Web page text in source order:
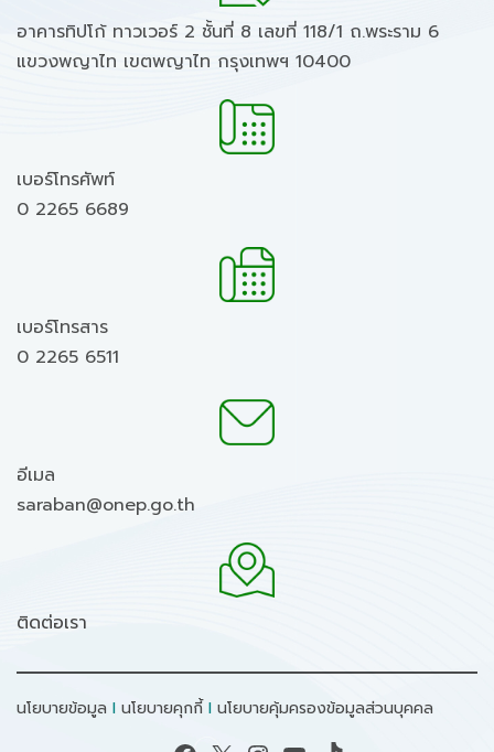
อาคารทิปโก้ ทาวเวอร์ 2 ชั้นที่ 8 เลขที่ 118/1 ถ.พระราม 6
แขวงพญาไท เขตพญาไท กรุงเทพฯ 10400
เบอร์โทรศัพท์
0 2265 6689
เบอร์โทรสาร
0 2265 6511
อีเมล
saraban@onep.go.th
ติดต่อเรา
นโยบายข้อมูล I นโยบายคุกกี้ I นโยบายคุ้มครองข้อมูลส่วนบุคคล